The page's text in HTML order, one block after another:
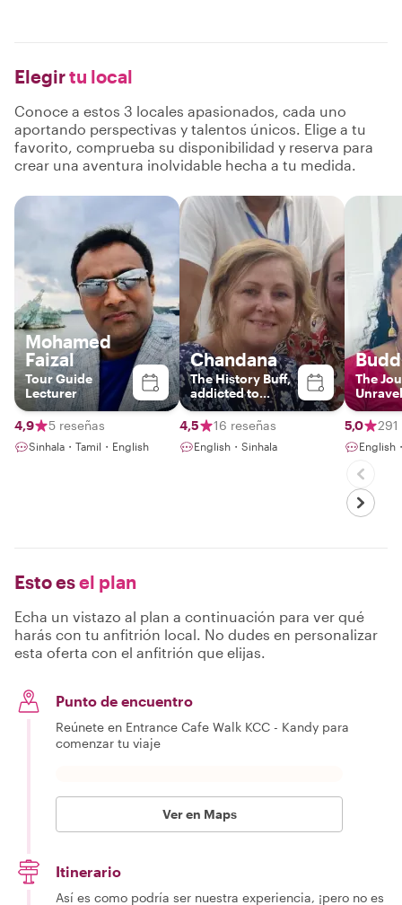
Elegirtu local
Conoce a estos 3 locales apasionados, cada uno
aportando perspectivas y talentos únicos. Elige a tu
favorito, comprueba su disponibilidad y reserva para
crear una aventura inolvidable hecha a tu medida.
Mohamed
Faizal
Tour Guide
Lecturer
4,9 5 reseñas
Sinhala・Tamil・English
Chandana
The History Buff,
addicted to
authentic Sri
Lankan food and
interested in
gems
4,5 16 reseñas
English・Sinhala
The
5,0 291
English
Esto esel plan
Echa un vistazo al plan a continuación para ver qué
harás con tu anfitrión local. No dudes en personalizar
esta oferta con el anfitrión que elijas.
Punto de encuentro
Reúnete en Entrance Cafe Walk KCC - Kandy para
comenzar tu viaje
Ver en Maps
Itinerario
Así es como podría ser nuestra experiencia, ¡pero no es